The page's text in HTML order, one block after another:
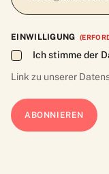
EINWILLIGUNG
Ich stimme der
Link zu unserer